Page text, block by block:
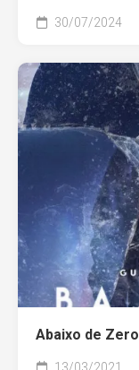
30/07/2024
Abaixo de Zero
13/03/2021